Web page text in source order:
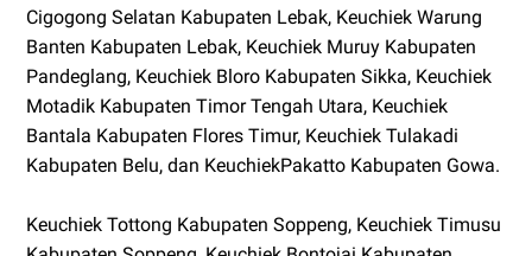
Cigogong Selatan Kabupaten Lebak, Keuchiek Warung
Banten Kabupaten Lebak, Keuchiek Muruy Kabupaten
Pandeglang, Keuchiek Bloro Kabupaten Sikka, Keuchiek
Motadik Kabupaten Timor Tengah Utara, Keuchiek
Bantala Kabupaten Flores Timur, Keuchiek Tulakadi
Kabupaten Belu, dan KeuchiekPakatto Kabupaten Gowa.
Keuchiek Tottong Kabupaten Soppeng, Keuchiek Timusu